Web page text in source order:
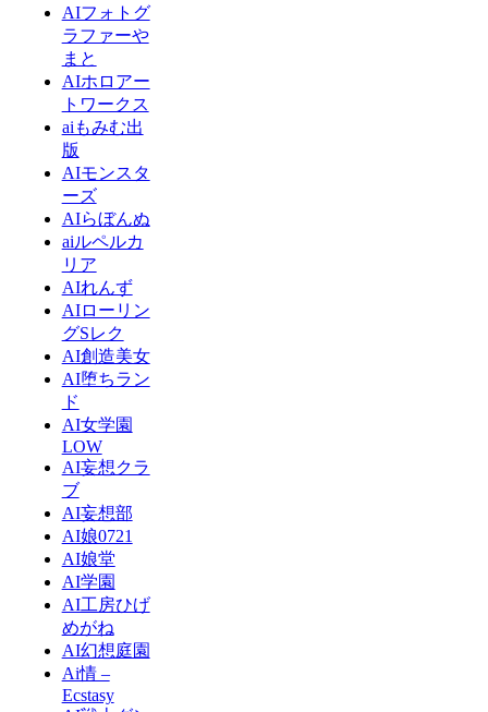
AIフォトグ
ラファーや
まと
AIホロアー
トワークス
aiもみむ出
版
AIモンスタ
ーズ
AIらぼんぬ
aiルペルカ
リア
AIれんず
AIローリン
グSレク
AI創造美女
AI堕ちラン
ド
AI女学園
LOW
AI妄想クラ
ブ
AI妄想部
AI娘0721
AI娘堂
AI学園
AI工房ひげ
めがね
AI幻想庭園
Ai情 –
Ecstasy